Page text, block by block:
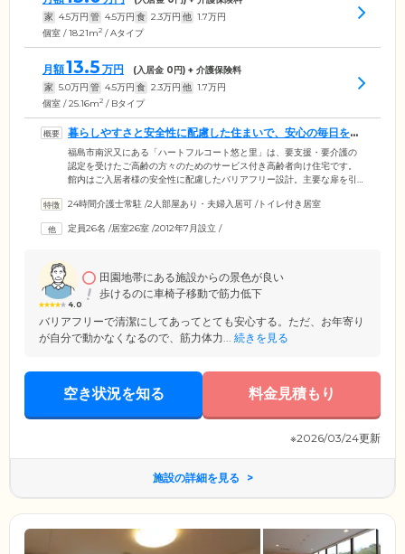
家 4.5万円 管 4.5万円 食 2.3万円 他 1.7万円
個室 / 18.21m2 / Aタイプ
月額13.5 万円 (入居金 0円) + 介護保険料
家 5.0万円 管 4.5万円 食 2.3万円 他 1.7万円
個室 / 25.16m2 / Bタイプ
暮らしやすさと安全性に配慮した住まいで、安心の毎日をお
届けします
福島市南沢又にある「ハートフルコート悠と里」は、要支援・要介護の
認定を受けたご高齢の方々のためのサービス付き高齢者向け住宅です。
館内はご入居者様の安全性に配慮したバリアフリー設計。主要な扉を引
の環境を整えています。全26戸のお部屋にはトイレや洗面台、クローゼ
品々のお持ち込みも可能です。ご自身のライフスタイルに合わせた空間
活に便利です。
24時間介護士常駐 /2人部屋あり・夫婦入居可 /トイレ付き居室
定員26名 /居室26室 /2012年7月設立 /
4.0
田園地帯にある施設からの景色が良い
歩けるのに車椅子移動で筋力低下
バリアフリーで清潔にしてあってとても安心する。ただ、お年寄り
が自分で動かなくなるので、筋力体力... 続きを見る
空き状況を知る 料金見積もり
※2026/03/24更新
施設の詳細を見る